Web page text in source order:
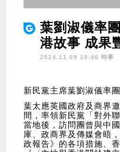
葉劉淑儀率
港故事 成果
2024.11.09 10:46 時事
新民黨主席葉劉淑儀率
葉太應英國政府及商界
間，率領新民黨「對外
當地後，訪問團曾與中
庫、政商界及傳媒會晤
政報告》的各項措施、